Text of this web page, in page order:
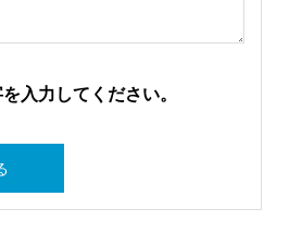
入力してください。